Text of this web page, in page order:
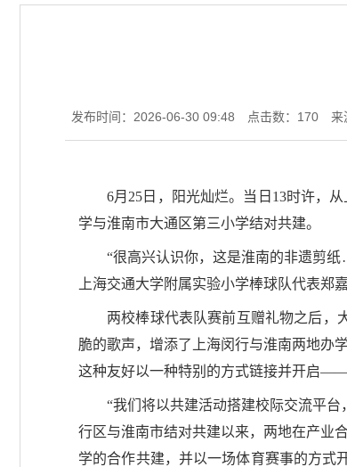
发布时间：2026-06-30 09:48 点击数： 170 来
6月25日，阳光灿烂。当日13时许，
学与淮南市大通区第三小学结对共建。
“很高兴认识你，这是淮南的非遗剪
上海交通大学附属实验小学棒球队代表郑
两校棒球代表队赛前互赠礼物之后，
脆的歌声，增添了上海闵行与淮南两地办
这种友好以一种特别的方式链接并开启——
“我们将以共建活动搭建校际交流平
行区与淮南市结对共建以来，两地在产业
学的合作共建，并以一场体育赛事的方式